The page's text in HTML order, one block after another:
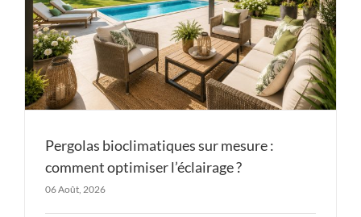
Pergolas bioclimatiques sur mesure :
comment optimiser l’éclairage ?
06 Août, 2026